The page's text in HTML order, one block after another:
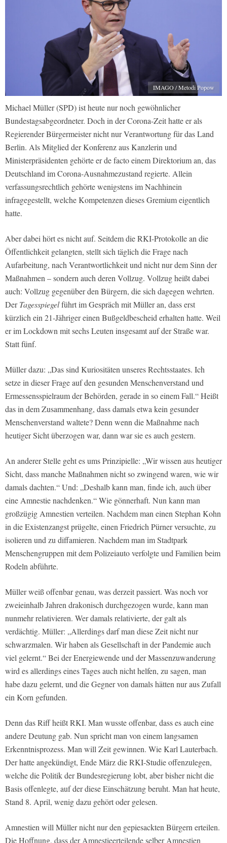
IMAGO / Metodi Popow
Michael Müller (SPD) ist heute nur noch gewöhnlicher
Bundestagsabgeordneter. Doch in der Corona-Zeit hatte er als
Regierender Bürgermeister nicht nur Verantwortung für das Land
Berlin. Als Mitglied der Konferenz aus Kanzlerin und
Ministerpräsidenten gehörte er de facto einem Direktorium an, das
Deutschland im Corona-Ausnahmezustand regierte. Allein
verfassungsrechtlich gehörte wenigstens im Nachhinein
infragegestellt, welche Kompetenzen dieses Gremium eigentlich
hatte.
Aber dabei hört es nicht auf. Seitdem die RKI-Protokolle an die
Öffentlichkeit gelangten, stellt sich täglich die Frage nach
Aufarbeitung, nach Verantwortlichkeit und nicht nur dem Sinn der
Maßnahmen – sondern auch deren Vollzug. Vollzug heißt dabei
auch: Vollzug gegenüber den Bürgern, die sich dagegen wehrten.
DerTagesspiegelführt im Gespräch mit Müller an, dass erst
kürzlich ein 21-Jähriger einen Bußgeldbescheid erhalten hatte. Weil
er im Lockdown mit sechs Leuten insgesamt auf der Straße war.
Statt fünf.
Müller dazu: „Das sind Kuriositäten unseres Rechtsstaates. Ich
setze in dieser Frage auf den gesunden Menschenverstand und
Ermessensspielraum der Behörden, gerade in so einem Fall.“ Heißt
das in dem Zusammenhang, dass damals etwa kein gesunder
Menschenverstand waltete? Denn wenn die Maßnahme nach
heutiger Sicht überzogen war, dann war sie es auch gestern.
An anderer Stelle geht es ums Prinzipielle: „Wir wissen aus heutiger
Sicht, dass manche Maßnahmen nicht so zwingend waren, wie wir
damals dachten.“ Und: „Deshalb kann man, finde ich, auch über
eine Amnestie nachdenken.“ Wie gönnerhaft. Nun kann man
großzügig Amnestien verteilen. Nachdem man einen Stephan Kohn
in die Existenzangst prügelte, einen Friedrich Pürner versuchte, zu
isolieren und zu diffamieren. Nachdem man im Stadtpark
Menschengruppen mit dem Polizeiauto verfolgte und Familien beim
Rodeln abführte.
Müller weiß offenbar genau, was derzeit passiert. Was noch vor
zweieinhalb Jahren drakonisch durchgezogen wurde, kann man
nunmehr relativieren. Wer damals relativierte, der galt als
verdächtig. Müller: „Allerdings darf man diese Zeit nicht nur
schwarzmalen. Wir haben als Gesellschaft in der Pandemie auch
viel gelernt.“ Bei der Energiewende und der Massenzuwanderung
wird es allerdings eines Tages auch nicht helfen, zu sagen, man
habe dazu gelernt, und die Gegner von damals hätten nur aus Zufall
ein Korn gefunden.
Denn das Riff heißt RKI. Man wusste offenbar, dass es auch eine
andere Deutung gab. Nun spricht man von einem langsamen
Erkenntnisprozess. Man will Zeit gewinnen. Wie Karl Lauterbach.
Der hatte angekündigt, Ende März die RKI-Studie offenzulegen,
welche die Politik der Bundesregierung lobt, aber bisher nicht die
Basis offenlegte, auf der diese Einschätzung beruht. Man hat heute,
Stand 8. April, wenig dazu gehört oder gelesen.
Amnestien will Müller nicht nur den gepiesackten Bürgern erteilen.
Die Hoffnung, dass der Amnestieerteilende selber Amnestien